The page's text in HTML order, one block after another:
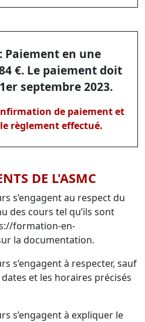
Paiement en une
€. Le paiement doit
septembre 2023.
de paiement et
règlement effectué.
DE L'ASMC
s’engagent au respect du
des cours tel qu’ils sont
formation-en-
la documentation.
s’engagent à respecter, sauf
et les horaires précisés
s’engagent à expliquer le